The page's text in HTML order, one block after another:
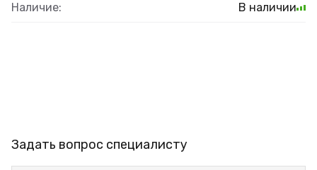
Наличие: В наличии
Задать вопрос специалисту